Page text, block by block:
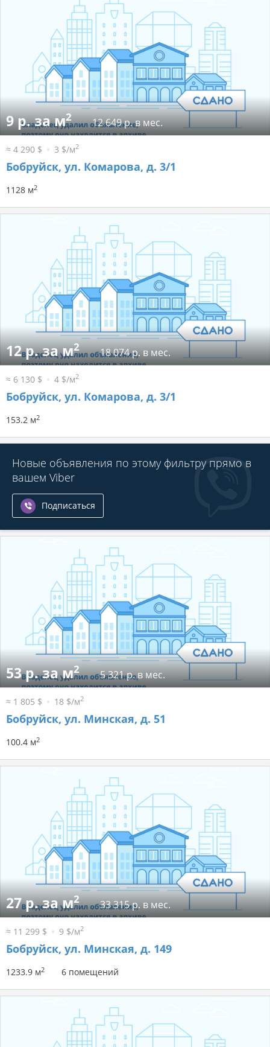
9 р. за м2 12 649 р. в мес.
≈ 4 290 $ 3 $/м2
Бобруйск, ул. Комарова, д. 3/1
1128 м2
12 р. за м2 18 074 р. в мес.
≈ 6 130 $ 4 $/м2
Бобруйск, ул. Комарова, д. 3/1
153.2 м2
Новые объявления по этому фильтру прямо в
вашем Viber
Подписаться
53 р. за м2 5 321 р. в мес.
≈ 1 805 $ 18 $/м2
Бобруйск, ул. Минская, д. 51
100.4 м2
27 р. за м2 33 315 р. в мес.
≈ 11 299 $ 9 $/м2
Бобруйск, ул. Минская, д. 149
1233.9 м2 6 помещений